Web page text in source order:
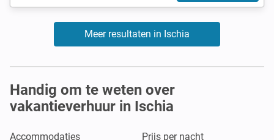
Meer resultaten in Ischia
Handig om te weten over
vakantieverhuur in Ischia
Accommodaties Prijs per nacht